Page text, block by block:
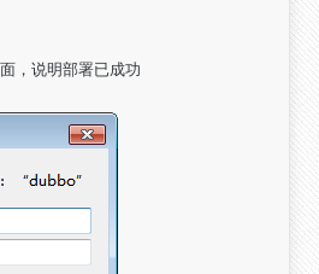
，说明部署已成功